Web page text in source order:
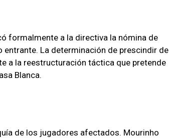
formalmente a la directiva la nómina de
La determinación de prescindir de
a la reestructuración táctica que pretende
Blanca.
de los jugadores afectados. Mourinho